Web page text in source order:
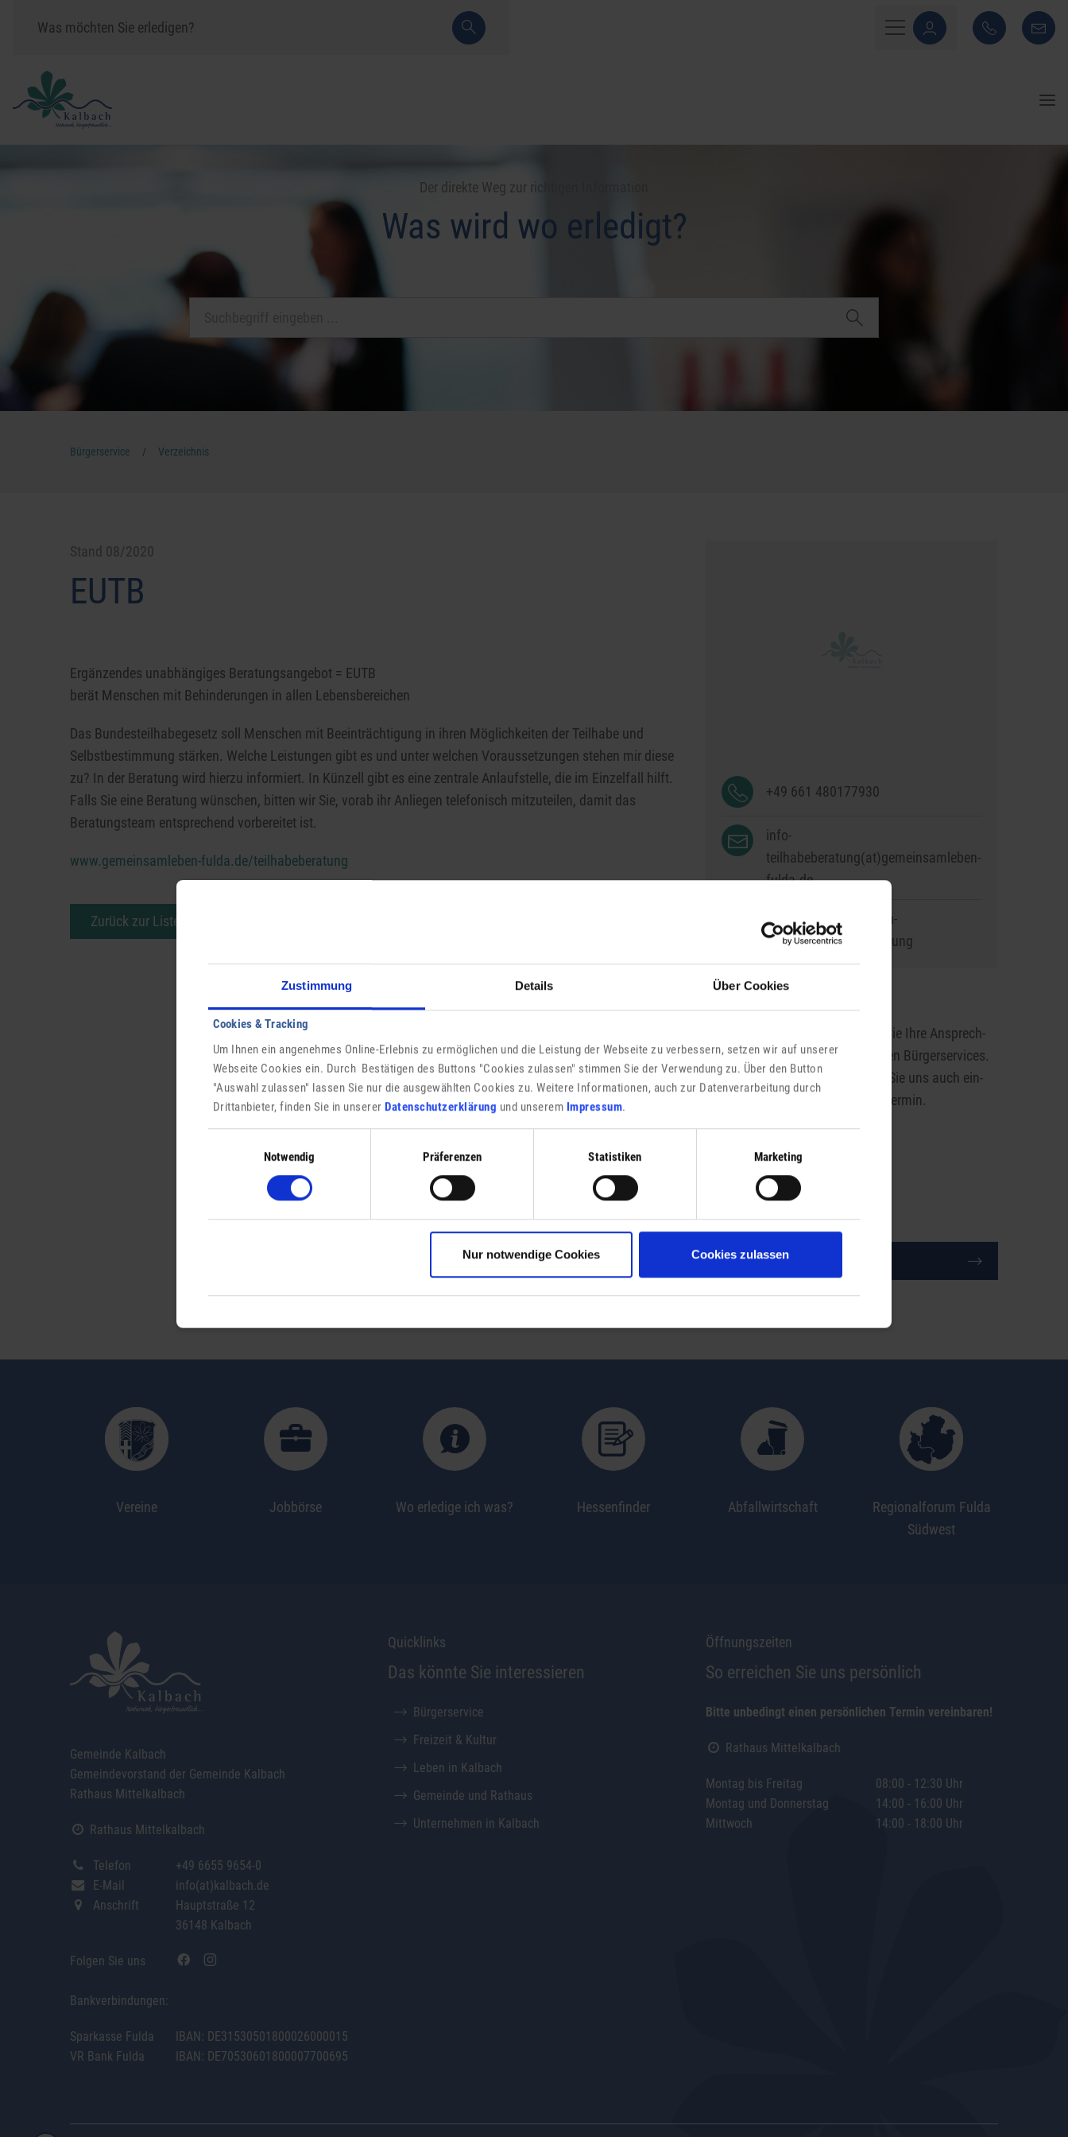
Zustimmung Details Über Cookies
Cookies & Tracking
Um Ihnen ein angenehmes Online-Erlebnis zu ermöglichen und die Leistung der Webseite zu verbessern, setzen wir auf unserer
Webseite Cookies ein. Durch Bestätigen des Buttons "Cookies zulassen" stimmen Sie der Verwendung zu. Über den Button
"Auswahl zulassen" lassen Sie nur die ausgewählten Cookies zu. Weitere Informationen, auch zur Datenverarbeitung durch
Drittanbieter, finden Sie in unsererDatenschutzerklärung und unserem Impressum.
Notwendig
Präferenzen Statistiken Marketing
Nur notwendige Cookies Cookies zulassen
Der direkte Weg zur richtigen Information
Was wird wo erledigt?
Bürgerservice / Verzeichnis
Stand 08/2020
EUTB
Ergänzendes unabhängiges Beratungsangebot = EUTB
berät Menschen mit Behinderungen in allen Lebensbereichen
Das Bundesteilhabegesetz soll Menschen mit Beeinträchtigung in ihren Möglichkeiten der Teilhabe und
Selbstbestimmung stärken. Welche Leistungen gibt es und unter welchen Voraussetzungen stehen mir diese
zu? In der Beratung wird hierzu informiert. In Künzell gibt es eine zentrale Anlaufstelle, die im Einzelfall hilft.
Falls Sie eine Beratung wünschen, bitten wir Sie, vorab ihr Anliegen telefonisch mitzuteilen, damit das
Beratungsteam entsprechend vorbereitet ist.
www.gemeinsamleben-fulda.de/teilhabeberatung
Zurück zur Liste
+49 661 480177930
info-
teilhabeberatung(at)gemeinsamleben-
fulda.de
www.gemeinsamleben-
fulda.de/teilhabeberatung
Online-Bürgerservice
Über das A-Z Verzeichnis finden Sie Ihre Ansprech­
partner und Informationen zu allen Bürger­services.
Ihre Fragen und Anträge können Sie uns auch ein­
fach online stellen – ganz ohne Termin.
Parkausweis
Vereine Jobbörse Wo erledige ich was? Hessenfinder Abfallwirtschaft
Regionalforum Fulda
Südwest
Gemeinde Kalbach
Gemeindevorstand der Gemeinde Kalbach
Rathaus Mittelkalbach
Rathaus Mittelkalbach
Telefon
+49 6655 9654-0
E-Mail
info(at)kalbach.de
Anschrift
Hauptstraße 12
36148 Kalbach
Folgen Sie uns
Bankverbindungen:
Sparkasse Fulda
VR Bank Fulda
IBAN: DE31530501800026000015
IBAN: DE70530601800007700695
Quicklinks
Das könnte Sie interessieren
Bürgerservice
Freizeit & Kultur
Leben in Kalbach
Gemeinde und Rathaus
Unternehmen in Kalbach
Öffnungszeiten
So erreichen Sie uns persönlich
Bitte unbedingt einen persönlichen Termin vereinbaren!
Rathaus Mittelkalbach
Montag bis Freitag
08:00 - 12:30 Uhr
Montag und Donnerstag
14:00 - 16:00 Uhr
Mittwoch
14:00 - 18:00 Uhr